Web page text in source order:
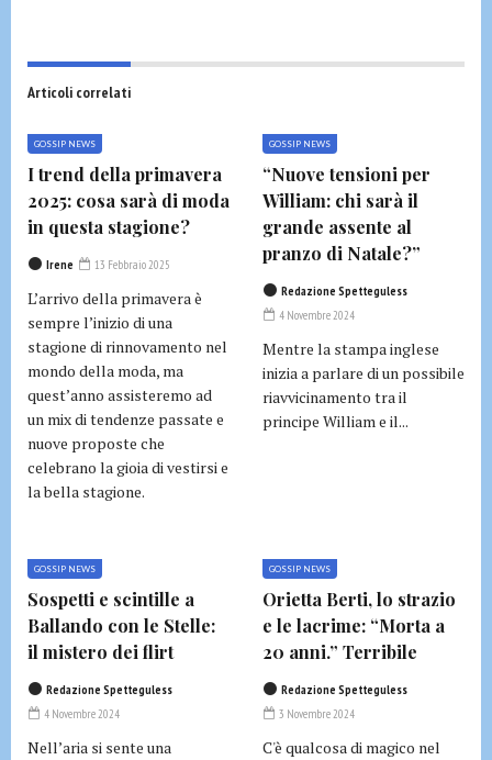
Articoli correlati
GOSSIP NEWS
I trend della primavera
2025: cosa sarà di moda
in questa stagione?
Irene 13 Febbraio 2025
L’arrivo della primavera è
sempre l’inizio di una
stagione di rinnovamento nel
mondo della moda, ma
quest’anno assisteremo ad
un mix di tendenze passate e
nuove proposte che
celebrano la gioia di vestirsi e
la bella stagione.
GOSSIP NEWS
“Nuove tensioni per
William: chi sarà il
grande assente al
pranzo di Natale?”
Redazione Spetteguless
4 Novembre 2024
Mentre la stampa inglese
inizia a parlare di un possibile
riavvicinamento tra il
principe William e il...
GOSSIP NEWS
Sospetti e scintille a
Ballando con le Stelle:
il mistero dei flirt
Redazione Spetteguless
4 Novembre 2024
Nell’aria si sente una
GOSSIP NEWS
Orietta Berti, lo strazio
e le lacrime: “Morta a
20 anni.” Terribile
Redazione Spetteguless
3 Novembre 2024
C'è qualcosa di magico nel